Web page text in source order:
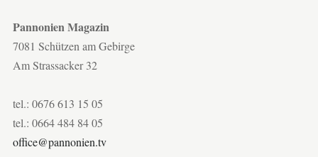
Pannonien Magazin
7081 Schützen am Gebirge
Am Strassacker 32
tel.: 0676 613 15 05
tel.: 0664 484 84 05
office@pannonien.tv